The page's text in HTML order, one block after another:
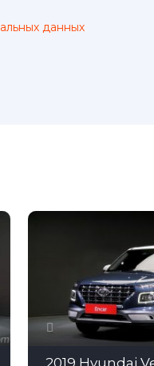
данных
2019 Hyundai